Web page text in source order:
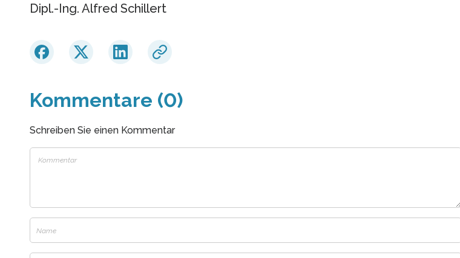
Dipl.-Ing. Alfred Schillert
Kommentare (0)
Schreiben Sie einen Kommentar